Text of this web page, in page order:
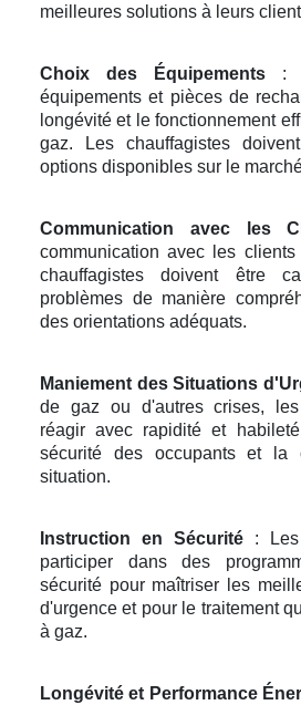
meilleures solutions à leurs
Choix des Équipements :
équipements et pièces de
longévité et le fonctionnement
gaz. Les chauffagistes
options disponibles sur le
Communication avec les
communication avec les
chauffagistes doivent être
problèmes de manière
des orientations adéquats.
Maniement des Situations
de gaz ou d'autres crises, les
réagir avec rapidité et
sécurité des occupants et la
situation.
Instruction en Sécurité : Les
participer dans des
sécurité pour maîtriser les
d'urgence et pour le traitement
à gaz.
Longévité et Performance